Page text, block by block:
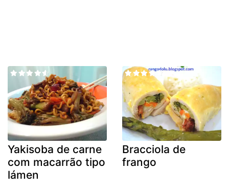
Yakisoba de carne
com macarrão tipo
lámen
Bracciola de
frango